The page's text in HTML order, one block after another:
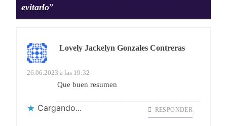
evitarlo”
Lovely Jackelyn Gonzales Contreras
dice:
26.06.2023 a las 19:32
Que buen resumen
Cargando... RESPONDER